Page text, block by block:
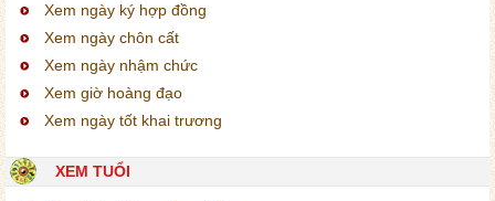
Xem ngày ký hợp đồng
Xem ngày chôn cất
Xem ngày nhậm chức
Xem giờ hoàng đạo
Xem ngày tốt khai trương
XEM TUỔI